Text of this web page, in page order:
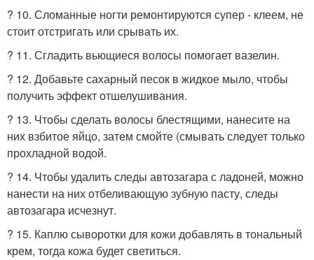
? 10. Сломанные ногти ремонтируются супер - клеем, не
стоит отстригать или срывать их.
? 11. Сгладить вьющиеся волосы помогает вазелин.
? 12. Добавьте сахарный песок в жидкое мыло, чтобы
получить эффект отшелушивания.
? 13. Чтобы сделать волосы блестящими, нанесите на
них взбитое яйцо, затем смойте (смывать следует только
прохладной водой.
? 14. Чтобы удалить следы автозагара с ладоней, можно
нанести на них отбеливающую зубную пасту, следы
автозагара исчезнут.
? 15. Каплю сыворотки для кожи добавлять в тональный
крем, тогда кожа будет светиться.